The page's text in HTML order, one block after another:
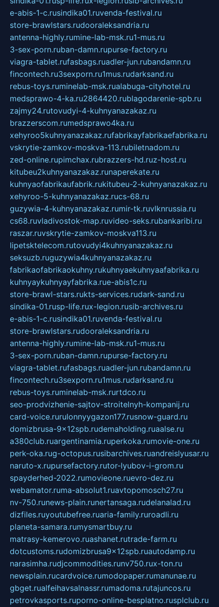
e-abis-1-c.rusindika01.ruvenda-festival.ru
store-brawlstars.rudooraleksandria.ru
antenna-highly.rumine-lab-msk.ru1-mus.ru
3-sex-porn.ruban-damn.rupurse-factory.ru
viagra-tablet.rufasbags.ruadler-jun.rubandamn.ru
fincontech.ru3sexporn.ru1mus.rudarksand.ru
rebus-toys.ruminelab-msk.rualabuga-cityhotel.ru
medsprawo-4-ka.ru2864420.rublagodarenie-spb.ru
zajmy24.rutovudyi-4-kuhnyanazakaz.ru
brazzerscom.rumedsprawo4ka.ru
xehyroo5kuhnyanazakaz.rufabrikayfabrikaefabrika.ru
vskrytie-zamkov-moskva-113.rubiletnadom.ru
zed-online.rupimchax.rubrazzers-hd.ruz-host.ru
kitubeu2kuhnyanazakaz.runaperekate.ru
kuhnyaofabrikaufabrik.rukitubeu-2-kuhnyanazakaz.ru
xehyroo-5-kuhnyanazakaz.rucs-68.ru
guzywia-4-kuhnyanazakaz.rumir-tk.ruvlknrussia.ru
cs68.ruvladivostok-map.ruvideo-seks.rubankaribi.ru
raszar.ruvskrytie-zamkov-moskva113.ru
lipetsktelecom.rutovudyi4kuhnyanazakaz.ru
seksuzb.ruguzywia4kuhnyanazakaz.ru
fabrikaofabrikaokuhny.rukuhnyaekuhnyaafabrika.ru
kuhnyaykuhnyayfabrika.rue-abis1c.ru
store-brawl-stars.rukts-services.rudark-sand.ru
sindika-01.rusp-life.rux-legion.rusib-archives.ru
e-abis-1-c.rusindika01.ruvenda-festival.ru
store-brawlstars.rudooraleksandria.ru
antenna-highly.rumine-lab-msk.ru1-mus.ru
3-sex-porn.ruban-damn.rupurse-factory.ru
viagra-tablet.rufasbags.ruadler-jun.rubandamn.ru
fincontech.ru3sexporn.ru1mus.rudarksand.ru
rebus-toys.ruminelab-msk.rurtdco.ru
seo-prodvizhenie-sajtov-stroitelnyh-kompanij.ru
card-voice.rurulonnyygazon177.rusnow-guard.ru
domizbrusa-9x12spb.rudemaholding.ruaalse.ru
a380club.ruargentinamia.ruperkoka.rumovie-one.ru
perk-oka.rug-octopus.rusibarchives.ruandreislyusar.ru
naruto-x.rupursefactory.rutor-lyubov-i-grom.ru
spayderhed-2022.rumovieone.ruevro-dez.ru
webamator.ruma-absolut1.ruavtopomosch27.ru
nv-750.runews-plain.runertansaga.rudelanalad.ru
dizfiles.ruyoutubefree.ruaria-family.ruroadli.ru
planeta-samara.rumysmartbuy.ru
matrasy-kemerovo.ruashanet.rutrade-farm.ru
dotcustoms.rudomizbrusa9x12spb.ruautodamp.ru
narasimha.rudjcommodities.runv750.rux-ton.ru
newsplain.rucardvoice.rumodopaper.rumanunae.ru
gbget.rualfeihavsalnassr.rumadoma.rutajuncos.ru
petrovkasports.ruporno-online-besplatno.rusplclub.ru